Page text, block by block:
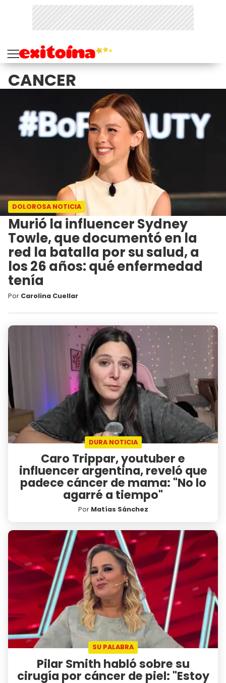
CANCER
DOLOROSA NOTICIA
Murió la influencer Sydney
Towle, que documentó en la
red la batalla por su salud, a
los 26 años: qué enfermedad
tenía
Por Carolina Cuellar
DURA NOTICIA
Caro Trippar, youtuber e
influencer argentina, reveló que
padece cáncer de mama: "No lo
agarré a tiempo"
Por Matías Sánchez
SU PALABRA
Pilar Smith habló sobre su
cirugía por cáncer de piel: "Estoy